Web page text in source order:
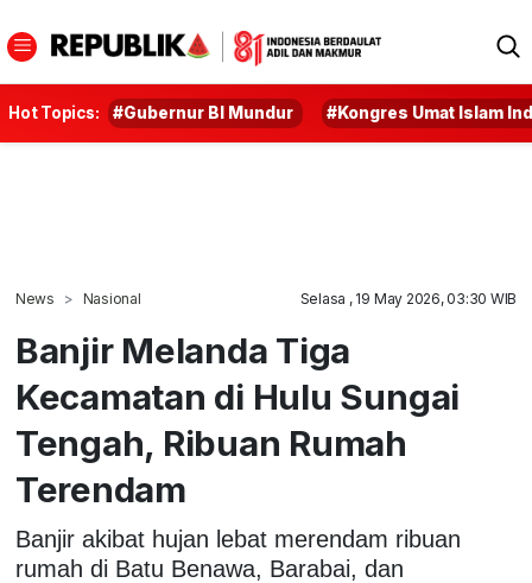
Hot Topics: #Gubernur BI Mundur #Kongres Umat Islam
News Nasional Selasa , 19 May 2026, 03:30 WIB
Banjir Melanda Tiga
Kecamatan di Hulu Sungai
Tengah, Ribuan Rumah
Terendam
Banjir akibat hujan lebat merendam ribuan
rumah di Batu Benawa, Barabai, dan